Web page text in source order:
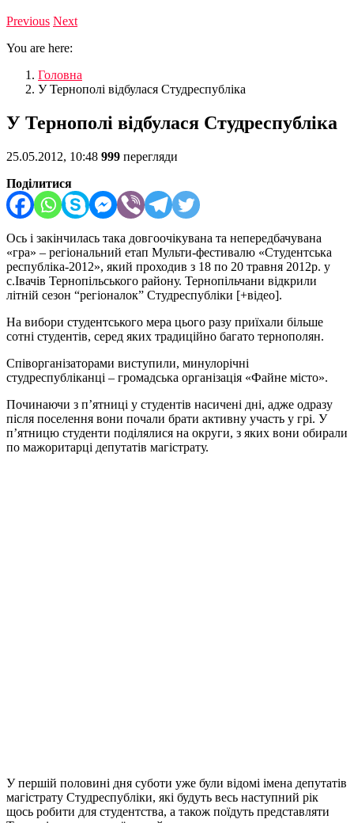
Previous Next
You are here:
Головна
У Тернополі відбулася Студреспубліка
У Тернополі відбулася Студреспубліка
25.05.2012, 10:48 999 перегляди
Поділитися
Ось і закінчилась така довгоочікувана та непередбачувана
«гра» – регіональний етап Мульти-фестивалю «Студентська
республіка-2012», який проходив з 18 по 20 травня 2012р. у
с.Івачів Тернопільського району. Тернопільчани відкрили
літній сезон “регіоналок” Студреспубліки [+відео].
На вибори студентського мера цього разу приїхали більше
сотні студентів, серед яких традиційно багато тернополян.
Співорганізаторами виступили, минулорічні
студреспубліканці – громадська організація «Файне місто».
Починаючи з п’ятниці у студентів насичені дні, адже одразу
після поселення вони почали брати активну участь у грі. У
п’ятницю студенти поділялися на округи, з яких вони обирали
по мажоритарці депутатів магістрату.
У першій половині дня суботи уже були відомі імена депутатів
магістрату Студреспубліки, які будуть весь наступний рік
щось робити для студентства, а також поїдуть представляти